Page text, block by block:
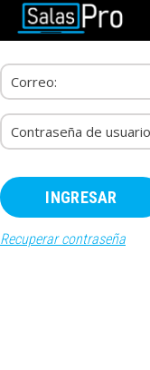
RECURSOS
PAQUETES
EVENTOS
SALAS
CONTÁCTENOS
Recuperar contraseña